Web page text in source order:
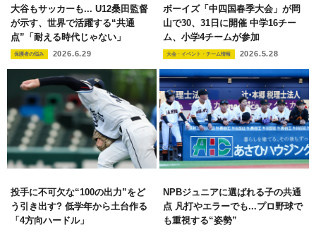
大谷もサッカーも... U12桑田監督
が示す、世界で活躍する“共通
点”「耐える時代じゃない」
保護者の悩み 2026.6.29
ボーイズ「中四国春季大会」が岡
山で30、31日に開催 中学16チー
ム、小学4チームが参加
大会・イベント・チーム情報 2026.5.28
投手に不可欠な“100の出力”をど
う引き出す? 低学年から土台作る
「4方向ハードル」
NPBジュニアに選ばれる子の共通
点 凡打やエラーでも...プロ野球で
も重視する“姿勢”